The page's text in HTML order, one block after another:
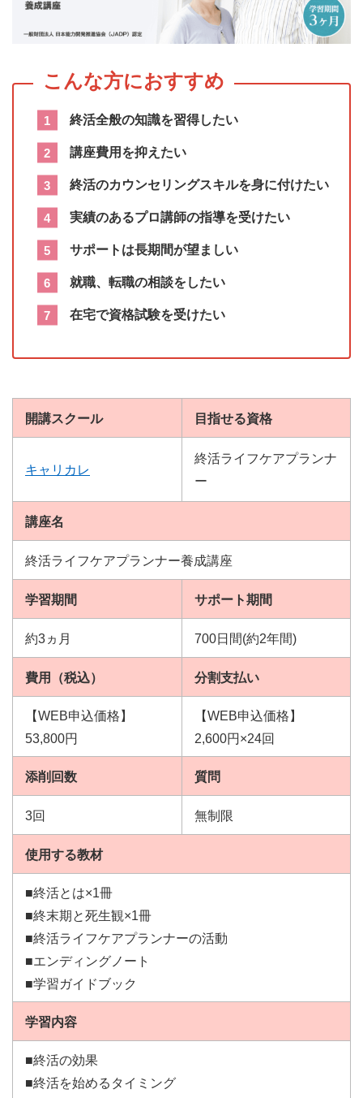
終活全般の知識を習得したい
講座費用を抑えたい
終活のカウンセリングスキルを身に付けたい
実績のあるプロ講師の指導を受けたい
サポートは長期間が望ましい
就職、転職の相談をしたい
在宅で資格試験を受けたい
開講スクール 目指せる資格
キャリカレ
終活ライフケアプランナ
ー
講座名
終活ライフケアプランナー養成講座
学習期間 サポート期間
約3ヵ月 700日間(約2年間)
費用（税込） 分割支払い
【WEB申込価格】
53,800円
【WEB申込価格】
2,600円×24回
添削回数 質問
3回 無制限
使用する教材
■終活とは×1冊
■終末期と死生観×1冊
■終活ライフケアプランナーの活動
■エンディングノート
■学習ガイドブック
学習内容
■終活の効果
■終活を始めるタイミング